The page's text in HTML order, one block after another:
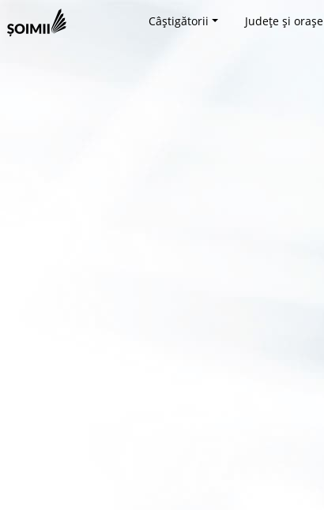
Câștigătorii Județe și orașe